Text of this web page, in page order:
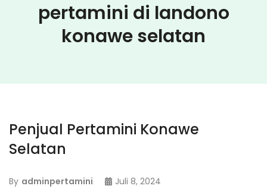
pertamini di landono
konawe selatan
Penjual Pertamini Konawe
Selatan
By adminpertamini
Juli 8, 2024